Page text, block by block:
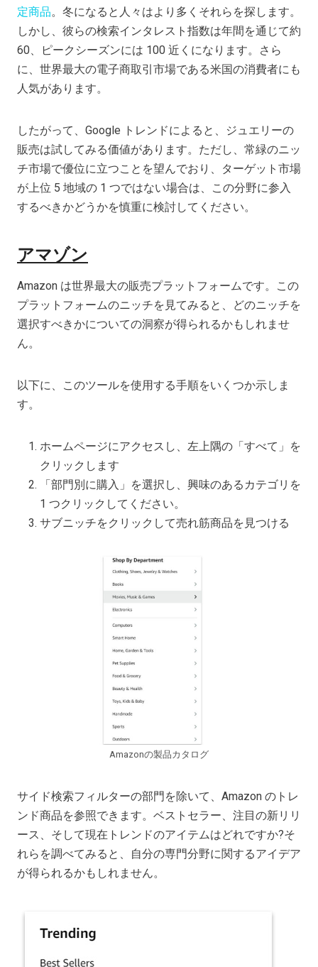
定商品。冬になると人々はより多くそれらを探します。
しかし、彼らの検索インタレスト指数は年間を通じて約
60、ピークシーズンには 100 近くになります。さら
に、世界最大の電子商取引市場である米国の消費者にも
人気があります。
したがって、Google トレンドによると、ジュエリーの
販売は試してみる価値があります。ただし、常緑のニッ
チ市場で優位に立つことを望んでおり、ターゲット市場
が上位 5 地域の 1 つではない場合は、この分野に参入
するべきかどうかを慎重に検討してください。
アマゾン
Amazon は世界最大の販売プラットフォームです。この
プラットフォームのニッチを見てみると、どのニッチを
選択すべきかについての洞察が得られるかもしれませ
ん。
以下に、このツールを使用する手順をいくつか示しま
す。
ホームページにアクセスし、左上隅の「すべて」を
クリックします
「部門別に購入」を選択し、興味のあるカテゴリを
1 つクリックしてください。
サブニッチをクリックして売れ筋商品を見つける
Amazonの製品カタログ
サイド検索フィルターの部門を除いて、Amazon のトレ
ンド商品を参照できます。ベストセラー、注目の新リリ
ース、そして現在トレンドのアイテムはどれですか?そ
れらを調べてみると、自分の専門分野に関するアイデア
が得られるかもしれません。